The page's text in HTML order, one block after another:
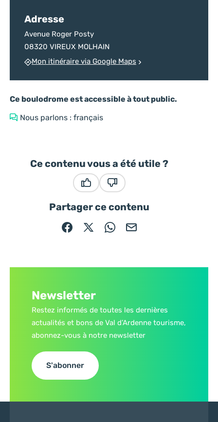
Ce boulodrome est accessible à tout public.
Nous parlons : français
Adresse
Avenue Roger Posty
08320 VIREUX MOLHAIN
Mon itinéraire via Google Maps
Ce contenu vous a été utile ?
Partager ce contenu
Partager sur Facebook (nouvelle fenêtre)
Partager sur X / Twitter (nouvelle
Partager sur WhatsApp
Partager par mail
Newsletter
Restez informés de toutes les dernières
actualités et bons de Val d’Ardenne tourisme,
abonnez-vous à notre newsletter
S'abonner